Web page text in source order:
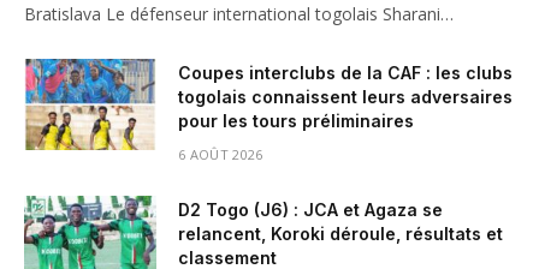
Bratislava Le défenseur international togolais Sharani…
Coupes interclubs de la CAF : les clubs
togolais connaissent leurs adversaires
pour les tours préliminaires
6 AOÛT 2026
D2 Togo (J6) : JCA et Agaza se
relancent, Koroki déroule, résultats et
classement